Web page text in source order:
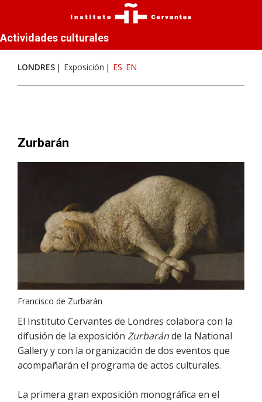
Actividades culturales
LONDRES Exposición ES EN
Zurbarán
Francisco de Zurbarán
El Instituto Cervantes de Londres colabora con la
difusión de la exposición Zurbaránde la National
Gallery y con la organización de dos eventos que
acompañarán el programa de actos culturales.
La primera gran exposición monográfica en el